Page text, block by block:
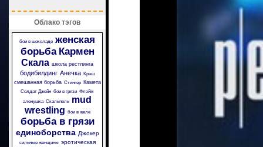
Облако тэгов
бои в шоколаде женская
борьба Кармен
Скала школа рестлинга
бодибилдинг Анечка Крэш
смешанная борьба Стингер Камета
Солдат Джейн бои в грязи Флэйм
аленушка Скальпель mud
wrestling бои в желе
борьба в грязи
единоборства Джокер
сильные женщины эротическая